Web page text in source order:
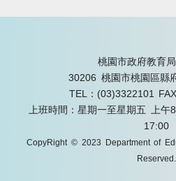
桃園市政府教育
30206 桃園市桃園區縣
TEL：(03)3322101
上班時間：星期一至星期五 上午
17:00
CopyRight © 2023 Department of
Reserved.